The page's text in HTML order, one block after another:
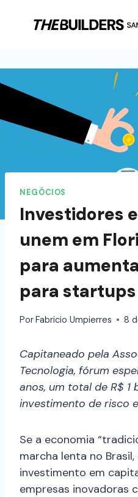
NEGÓCIOS
Investidores
unem em
para
para startups
PorFabricio Umpierres 8
Capitaneado pela
Tecnologia, fórum
anos, um total de R$ 1
investimento de risco
Se a economia
marcha lenta no
investimento em
empresas inovadoras